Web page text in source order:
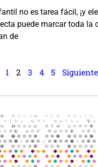
no es tarea fácil, ¡y
puede marcar toda la
de
1 2 3 4 5